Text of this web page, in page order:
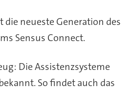
die neueste Generation des
Sensus Connect.
Die Assistenzsysteme
So findet auch das